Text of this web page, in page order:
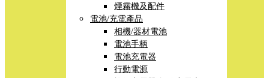
煙霧機及配件
電池/充電產品
相機/器材電池
電池手柄
電池充電器
行動電源